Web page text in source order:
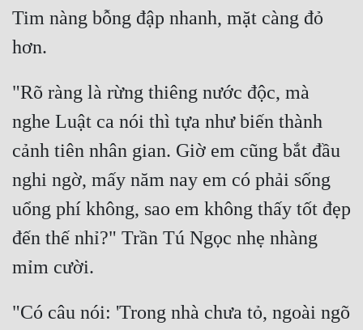
Tim nàng bỗng đập nhanh, mặt càng đỏ
"Rõ ràng là rừng thiêng nước độc, mà
nghe Luật ca nói thì tựa như biến thành
cảnh tiên nhân gian. Giờ em cũng bắt đầu
nghi ngờ, mấy năm nay em có phải sống
uổng phí không, sao em không thấy tốt đẹp
đến thế nhỉ?" Trần Tú Ngọc nhẹ nhàng
"Có câu nói: 'Trong nhà chưa tỏ, ngoài ngõ